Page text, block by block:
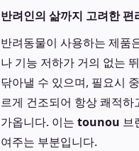
반려인의 삶까지 고려한 편
반려동물이 사용하는 제품
나 기능 저하가 거의 없는
닦아낼 수 있으며, 필요시
르게 건조되어 항상 쾌적
가옵니다. 이는 tounou 브
여주는 부분입니다.